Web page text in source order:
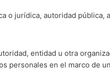
o jurídica, autoridad
entidad u otra
personales en el marco de